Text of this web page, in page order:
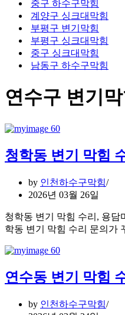
중구 하수구막힘
계양구 싱크대막힘
부평구 변기막힘
부평구 싱크대막힘
중구 싱크대막힘
남동구 하수구막힘
연수구 변기
청학동 변기 막힘
by 인천하수구막힘
2026년 03월 26일
청학동 변기 막힘 수리, 용
학동 변기 막힘 수리 문의가
연수동 변기 막힘
by 인천하수구막힘